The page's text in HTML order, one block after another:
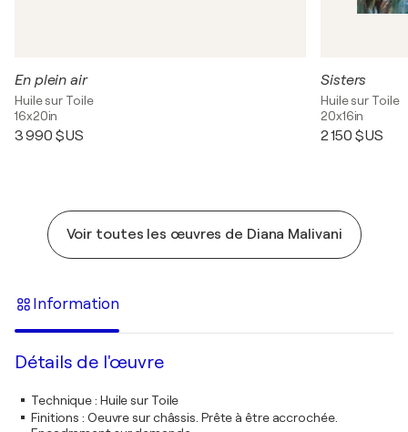
En plein air
Huile sur Toile
16x20in
3 990 $US
Sisters
Huile sur Toile
20x16in
2 150 $US
Voir toutes les œuvres de Diana Malivani
Information
Détails de l'œuvre
Technique: Huile sur Toile
Finitions : Oeuvre sur châssis. Prête à être accrochée.